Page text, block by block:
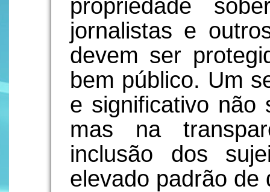
propriedade
jornalistas e
devem ser
bem público. Um
e significativo não
mas na
inclusão dos
elevado padrão de